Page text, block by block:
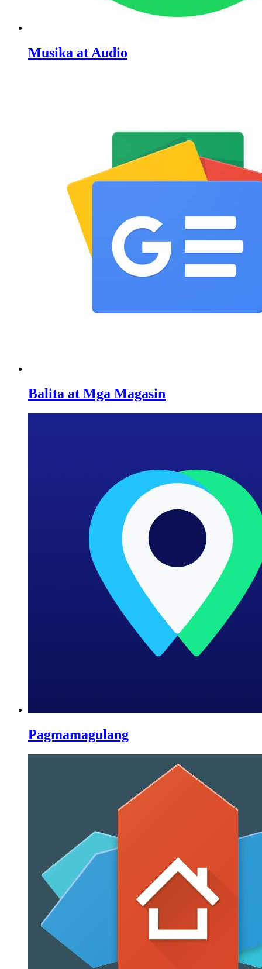
Musika at Audio
Balita at Mga Magasin
Pagmamagulang